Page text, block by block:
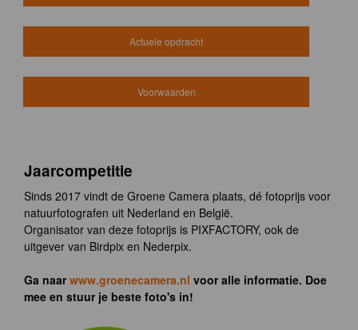
Actuele opdracht
Voorwaarden
Jaarcompetitie
Sinds 2017 vindt de Groene Camera plaats, dé fotoprijs voor
natuurfotografen uit Nederland en België.
Organisator van deze fotoprijs is PIXFACTORY, ook de
uitgever van Birdpix en Nederpix.
Ga naarwww.groenecamera.nl voor alle informatie. Doe
mee en stuur je beste foto's in!